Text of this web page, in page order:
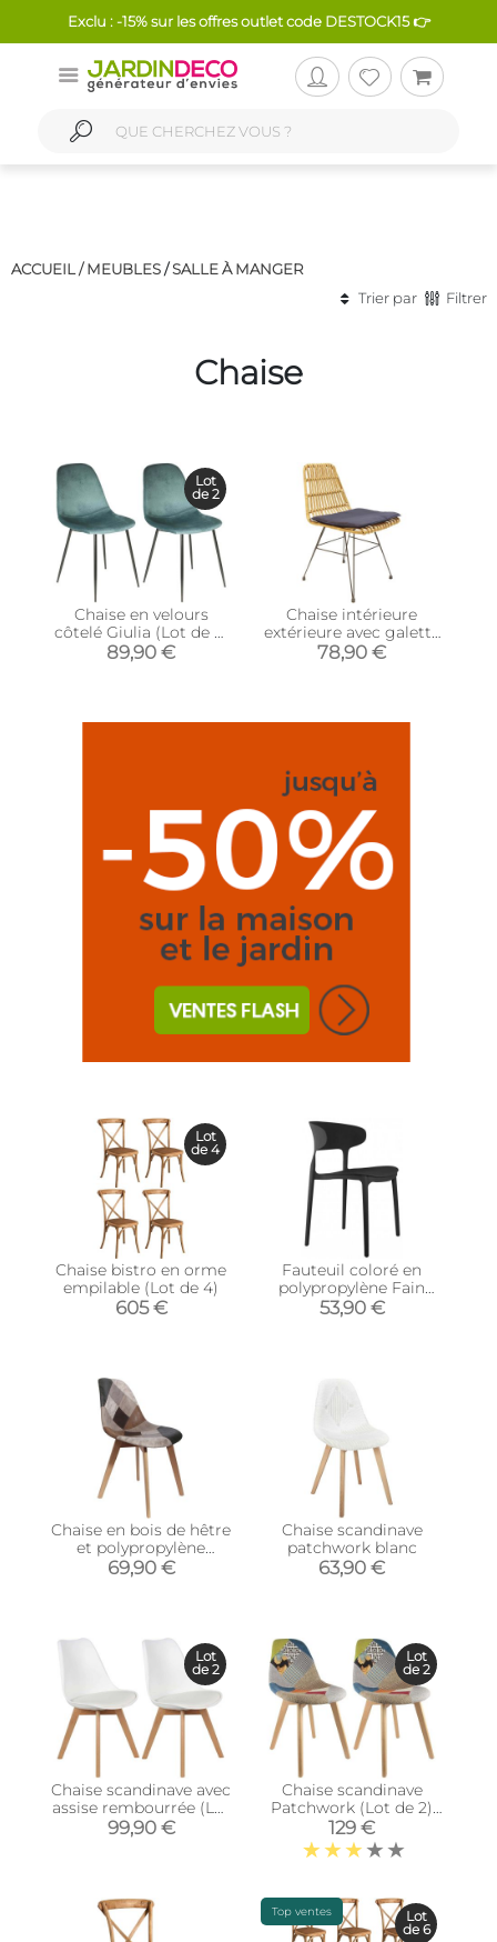
Exclu : -15% sur les offres outlet code DESTOCK15 👉
ACCUEIL / MEUBLES/SALLE À MANGER
Trier par
Filtrer
Chaise
Chaise en velours
côtelé Giulia (Lot de 2)
(Bleu canard)
89,90 €
Lot
de 2
Chaise intérieure
extérieure avec galette
Surabaya (Bois naturel)
78,90 €
Chaise bistro en orme
empilable (Lot de 4)
605 €
Lot
de 4
Fauteuil coloré en
polypropylène Fain
(Noir)
53,90 €
Chaise en bois de hêtre
et polypropylène
Patchwork
69,90 €
Chaise scandinave
patchwork blanc
63,90 €
Chaise scandinave avec
assise rembourrée (Lot
de 2) (Blanc)
99,90 €
Lot
de 2
Chaise scandinave
Patchwork (Lot de 2)
(Multicolore)
129 €
Lot
de 2
Top ventes
Lot
de 6